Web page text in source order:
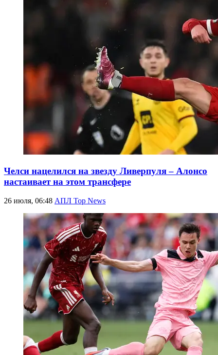
Челси нацелился на звезду Ливерпуля – Алонсо
настаивает на этом трансфере
26 июля, 06:48 АПЛ Top News